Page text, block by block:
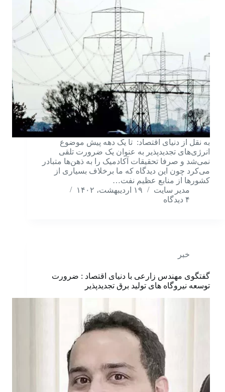
به نقل از دنیای اقتصاد: تا یک دهه پیش موضوع
انرژی‌های تجدید‌پذیر به عنوان یک ضرورت تلقی
نمی‌شد و صرفا تحقیقات آکادمیک را به ذهن‌ها متبادر
می‌کرد چون این دیدگاه که ما برخلاف بسیاری از
کشورها از منابع عظیم نفت…
مدیر سایت
۱۹ اردیبهشت، ۱۴۰۲
۴ دیدگاه
خبر
گفتگوی مهندس زارعی با دنیای اقتصاد : ضرورت
توسعه نیروگاه‌ های تولید برق تجدیدپذیر